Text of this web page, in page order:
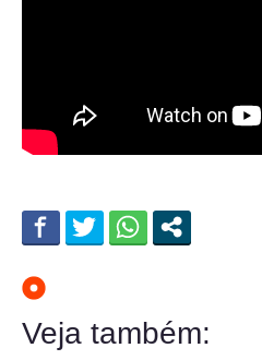
Veja também: